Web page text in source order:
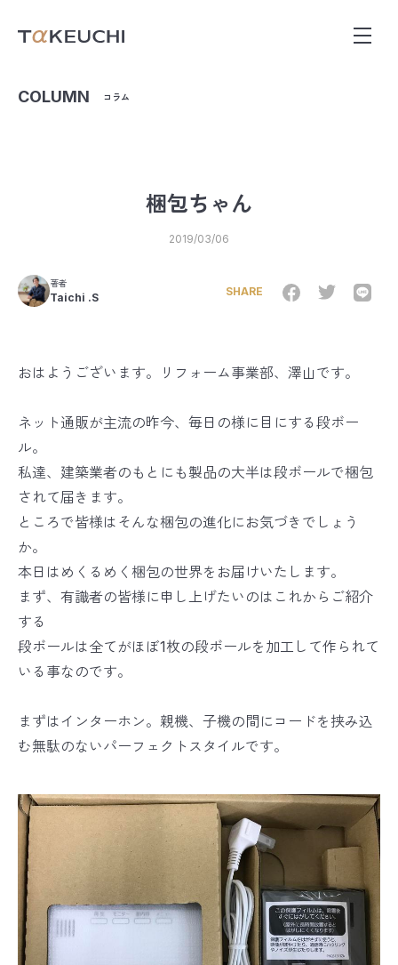
COLUMN コラム
梱包ちゃん
2019/03/06
著者
Taichi .S SHARE
おはようございます。リフォーム事業部、澤山です。
ネット通販が主流の昨今、毎日の様に目にする段ボー
ル。
私達、建築業者のもとにも製品の大半は段ボールで梱包
されて届きます。
ところで皆様はそんな梱包の進化にお気づきでしょう
か。
本日はめくるめく梱包の世界をお届けいたします。
まず、有識者の皆様に申し上げたいのはこれからご紹介
する
段ボールは全てがほぼ1枚の段ボールを加工して作られて
いる事なのです。
まずはインターホン。親機、子機の間にコードを挟み込
む無駄のないパーフェクトスタイルです。